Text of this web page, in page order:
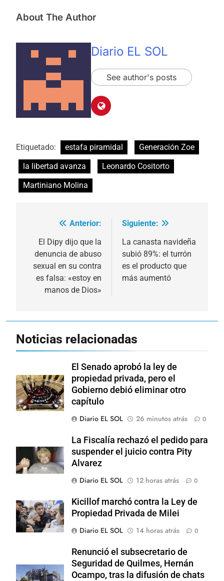
About The Author
Diario EL SOL
See author's posts
Etiquetado: estafa piramidal
Generación Zoe
la libertad avanza
Leonardo Cositorto
Martiniano Molina
Navegación
entradas
Anterior:
El Dipy dijo que la
denuncia de abuso
sexual en su contra
es falsa: «estoy en
manos de Dios»
Siguiente:
La canasta navideña
subió 89%: el turrón
es el producto que
más aumentó
Noticias relacionadas
El Senado aprobó la ley de
propiedad privada, pero el
Gobierno debió eliminar otro
capítulo
Diario EL SOL
26 minutos atrás 0
La Fiscalía rechazó el pedido para
suspender el juicio contra Pity
Alvarez
Diario EL SOL
12 horas atrás 0
Kicillof marchó contra la Ley de
Propiedad Privada de Milei
Diario EL SOL
14 horas atrás 0
Renunció el subsecretario de
Seguridad de Quilmes, Hernán
Ocampo, tras la difusión de chats